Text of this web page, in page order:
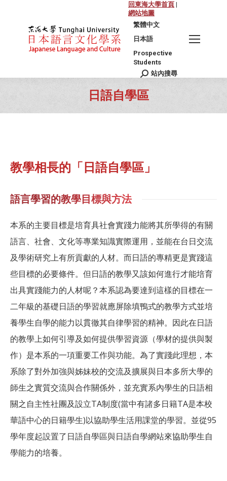
回東海大學首頁 |
網站地圖
繁體中文
日本語
Prospective
Students
Search:
站內搜尋
日語自學區
You are here:
教學相長的「日語自學區」
語言學習的教學目標與方法
本系的主要目標是培育具社會實踐力能將其所學得的有關
語言、社會、文化等專業知識實際運用，並能在台日交流
及學術研究上有所貢獻的人材。而日語的專精更是實踐這
些目標的必要條件。但日語的教學又該如何進行才能培育
出具實踐能力的人材呢？本系認為要達到這樣的目標在一
二年級的基礎日語的學習就應屏除填鴨式的教學方式並培
養學生自學的能力以貫徹其自律學習的精神。因此在日語
的教學上如何引導及如何提供學習資源（學材的提供與製
作）是本系的一項重要工作與功能。為了實踐此理想，本
系除了對外加強與姊妹校的交流及擴展與日本多所大學的
師生之實質交流與合作關係外，並充實系內學生的日語相
關之自主性社團及設立TA制度(當中有諸多日籍TA是本校
華語中心的日籍學生)以協助學生活用課堂的學習。並從95
學年度起設置了日語自學區與日語自學網站來協助學生自
學能力的培養。